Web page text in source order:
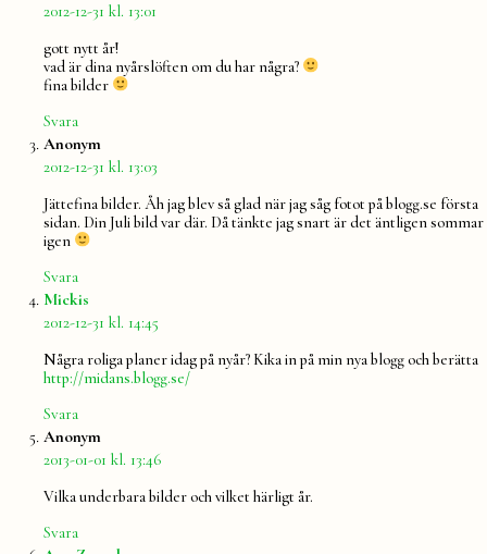
2012-12-31 kl. 13:01
gott nytt år!
vad är dina nyårslöften om du har några?
fina bilder
Svara
Anonym
2012-12-31 kl. 13:03
Jättefina bilder. Åh jag blev så glad när jag såg fotot på blogg.se första
sidan. Din Juli bild var där. Då tänkte jag snart är det äntligen sommar
igen
Svara
Mickis
2012-12-31 kl. 14:45
Några roliga planer idag på nyår? Kika in på min nya blogg och berätta
http://midans.blogg.se/
Svara
Anonym
2013-01-01 kl. 13:46
Vilka underbara bilder och vilket härligt år.
Svara